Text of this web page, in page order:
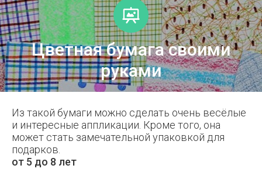
Цветная бумага своими
руками
Из такой бумаги можно сделать очень весёлые
и интересные аппликации. Кроме того, она
может стать замечательной упаковкой для
подарков.
от 5 до 8 лет